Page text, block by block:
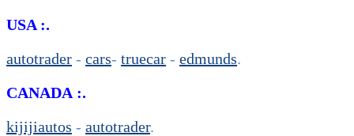
USA :.
autotrader - cars- truecar - edmunds.
CANADA :.
kijijiautos - autotrader.